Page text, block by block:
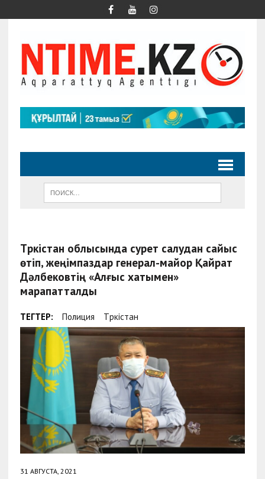
Түркістан облысында сурет салудан сайыс
өтіп, жеңімпаздар генерал-майор Қайрат
Дәлбековтің «Алғыс хатымен»
марапатталды
ТЕГТЕР: Полиция Түркістан
31 АВГУСТА, 2021